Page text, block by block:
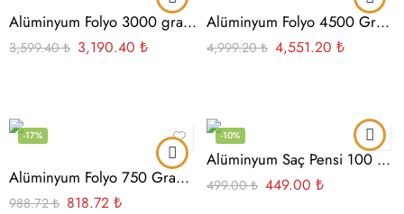
Alüminyum Folyo 3000 gram 250 gram Masura
3,599.40₺ 3,190.40 ₺
Alüminyum Folyo 4500 Gram 250 Gram Masura
4,999.20₺ 4,551.20 ₺
-17%
Alüminyum Folyo 750 Gram 250 Gram Masura
988.72₺ 818.72 ₺
-10%
Alüminyum Saç Pensi 100 Adet
499.00₺ 449.00 ₺